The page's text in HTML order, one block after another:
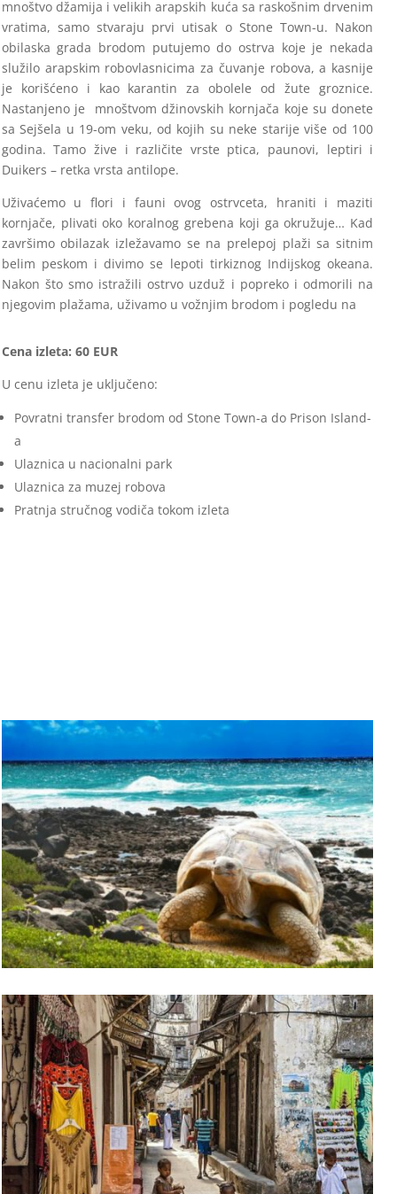
mnoštvo džamija i velikih arapskih kuća sa raskošnim drvenim
vratima, samo stvaraju prvi utisak o Stone Town-u. Nakon
obilaska grada brodom putujemo do ostrva koje je nekada
služilo arapskim robovlasnicima za čuvanje robova, a kasnije
je korišćeno i kao karantin za obolele od žute groznice.
Nastanjeno je mnoštvom džinovskih kornjača koje su donete
sa Sejšela u 19-om veku, od kojih su neke starije više od 100
godina. Tamo žive i različite vrste ptica, paunovi, leptiri i
Duikers – retka vrsta antilope.
Uživaćemo u flori i fauni ovog ostrvceta, hraniti i maziti
kornjače, plivati oko koralnog grebena koji ga okružuje… Kad
završimo obilazak izležavamo se na prelepoj plaži sa sitnim
belim peskom i divimo se lepoti tirkiznog Indijskog okeana.
Nakon što smo istražili ostrvo uzduž i popreko i odmorili na
njegovim plažama, uživamo u vožnjim brodom i pogledu na
Cena izleta: 60 EUR
U cenu izleta je uključeno:
Povratni transfer brodom od Stone Town-a do Prison Island-
a
Ulaznica u nacionalni park
Ulaznica za muzej robova
Pratnja stručnog vodiča tokom izleta